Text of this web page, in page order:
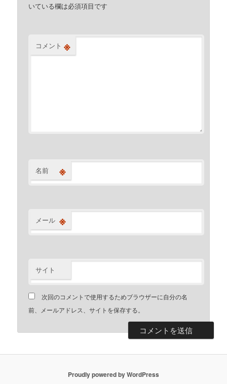
いている欄は必須項目です
コメント ※
名前 ※
メール ※
サイト
次回のコメントで使用するためブラウザーに自分の名
前、メールアドレス、サイトを保存する。
Proudly powered by WordPress